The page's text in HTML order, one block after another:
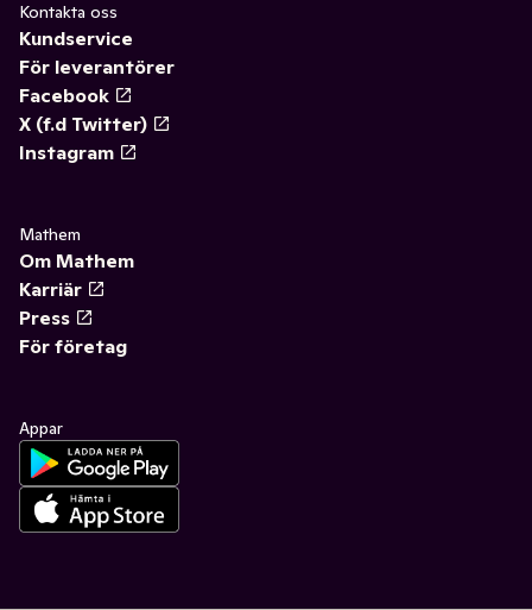
Kontakta oss
Kundservice
För leverantörer
Facebook
X (f.d Twitter)
Instagram
Mathem
Om Mathem
Karriär
Press
För företag
Appar